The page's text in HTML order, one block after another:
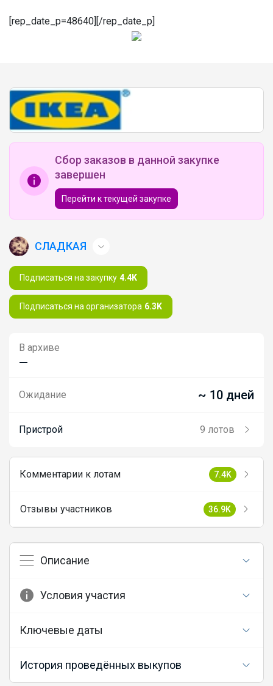
[rep_date_p=48640][/rep_date_p]
Сбор заказов в данной закупке
завершен
Перейти к текущей закупке
СЛАДКАЯ
Подписаться на закупку 4.4K
Подписаться на организатора 6.3K
В архиве
—
Ожидание ~ 10 дней
Пристрой 9 лотов
Комментарии к лотам 7.4K
Отзывы участников 36.9K
Описание
Условия участия
Ключевые даты
История проведённых выкупов